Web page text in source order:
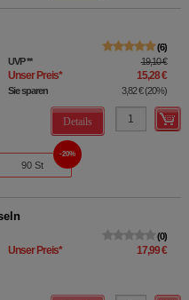
6
UVP** 19,10 €
Unser Preis* 15,28 €
Sie sparen 3,82 €(20%)
Details
90 St
20%
0
Unser Preis* 17,99 €